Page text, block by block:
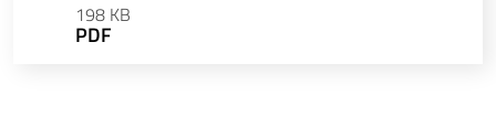
198 KB
PDF